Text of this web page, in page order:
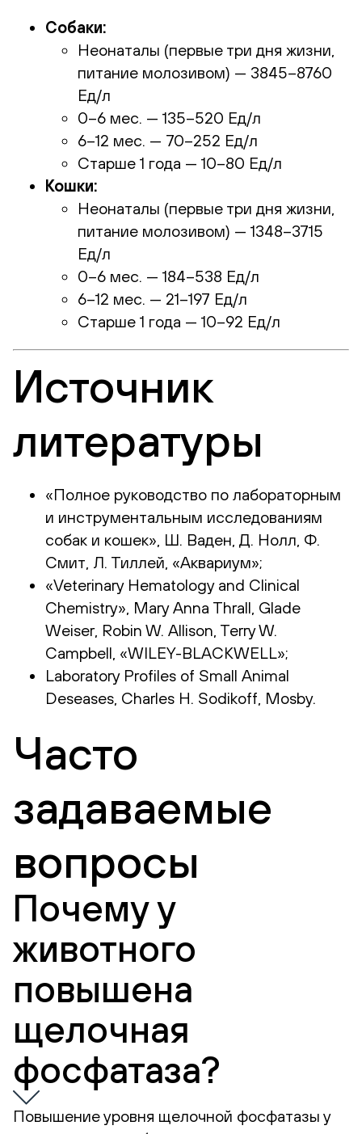
Собаки:
Неонаталы (первые три дня жизни,
питание молозивом) — 3845–8760
Ед/л
0–6 мес. — 135–520 Ед/л
6–12 мес. — 70–252 Ед/л
Старше 1 года — 10–80 Ед/л
Кошки:
Неонаталы (первые три дня жизни,
питание молозивом) — 1348–3715
Ед/л
0–6 мес. — 184–538 Ед/л
6–12 мес. — 21–197 Ед/л
Старше 1 года — 10–92 Ед/л
Источник
литературы
«Полное руководство по лабораторным
и инструментальным исследованиям
собак и кошек», Ш. Ваден, Д. Нолл, Ф.
Смит, Л. Тиллей, «Аквариум»;
«Veterinary Hematology and Clinical
Chemistry», Mary Anna Thrall, Glade
Weiser, Robin W. Allison, Terry W.
Campbell, «WILEY-BLACKWELL»;
Laboratory Profiles of Small Animal
Deseases, Charles H. Sodikoff, Mosby.
Часто
задаваемые
вопросы
Почему у
животного
повышена
щелочная
фосфатаза?
Повышение уровня щелочной фосфатазы у